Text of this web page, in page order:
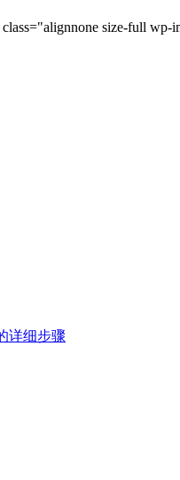
size-full wp-